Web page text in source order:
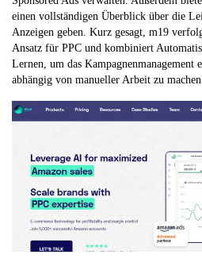
einen vollständigen Überblick über die
Anzeigen geben. Kurz gesagt, m19
Ansatz für PPC und kombiniert
Lernen, um das Kampagnenmanagement
abhängig von manueller Arbeit zu machen.